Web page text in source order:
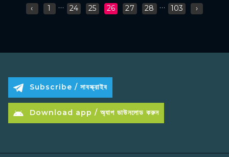
‹ 1 ... 24 25 26 27 28 ... 103 ›
Subscribe / সাবস্ক্রাইব
Download app / অ্যাপ ডাউনলোড করুন